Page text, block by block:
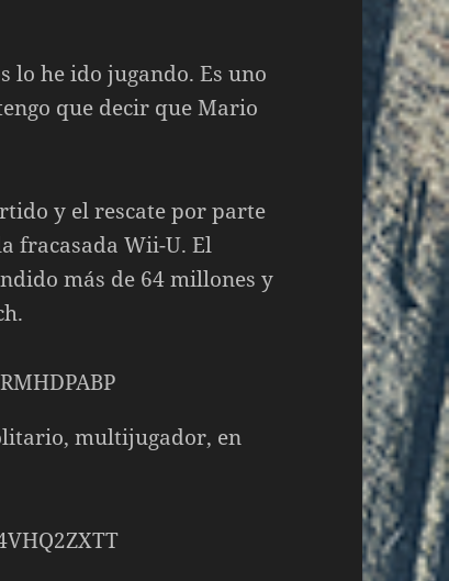
lo he ido jugando. Es uno
que decir que Mario
y el rescate por parte
fracasada Wii-U. El
más de 64 millones y
multijugador, en